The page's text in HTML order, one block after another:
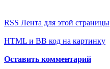
RSS Лента для этой страницы
HTML и BB код на картинку
Оставить комментарий